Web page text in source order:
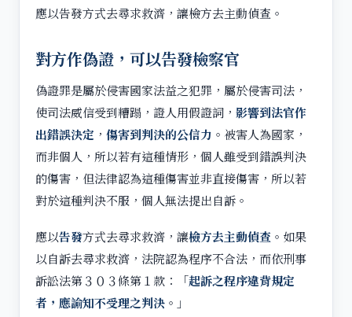
應以告發方式去尋求救濟，讓檢方去主動偵查。
對方作偽證，可以告發檢察官
偽證罪是屬於侵害國家法益之犯罪，屬於侵害司法，
使司法威信受到糟蹋，證人用假證詞， 影響到法官作
出錯誤決定 ， 傷害到判決的公信力 。被害人為國家，
而非個人，所以若有這種情形，個人雖受到錯誤判決
的傷害，但法律認為這種傷害並非直接傷害，所以若
對於這種判決不服，個人無法提出自訴。
應以告發方式去尋求救濟，讓檢方去主動偵查 。如果
以自訴去尋求救濟，法院認為程序不合法，而依刑事
訴訟法第３０３條第１款：「起訴之程序違背規定
者，應諭知不受理之判決 。」